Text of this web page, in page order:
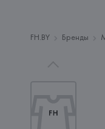
FH.BY Бренды